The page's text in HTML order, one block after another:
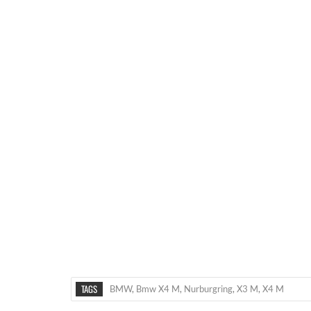
TAGS BMW, Bmw X4 M, Nurburgring, X3 M, X4 M